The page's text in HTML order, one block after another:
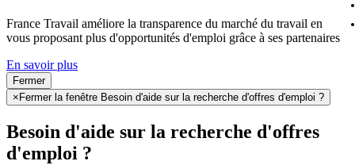
France Travail améliore la transparence du marché du travail en
vous proposant plus d'opportunités d'emploi grâce à ses partenaires
En savoir plus
Fermer
× Fermer la fenêtre Besoin d'aide sur la recherche d'offres d'emploi ?
Besoin d'aide sur la recherche d'offres
d'emploi ?